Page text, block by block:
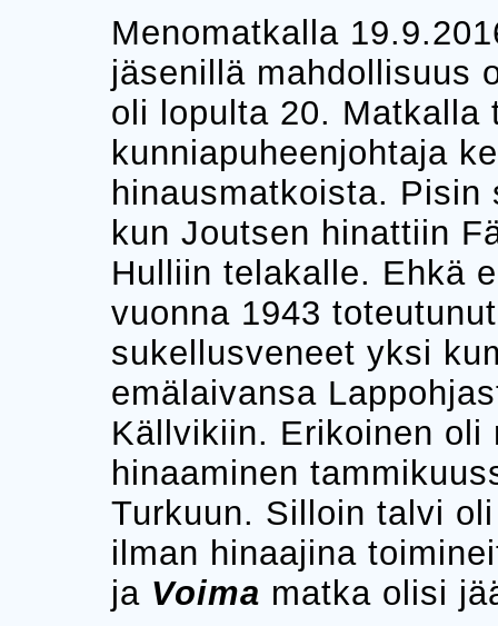
Menomatkalla
jäsenillä mahdollisuus
oli lopulta 20. Matkalla
kunniapuheenjohtaja
hinausmatkoista.
kun Joutsen hinattiin
Hulliin telakalle. Ehkä
vuonna 1943
sukellusveneet yksi
emälaivansa
Källvikiin. Erikoinen oli
hinaaminen
Turkuun. Silloin talvi
ilman hinaajina
ja Voima matka olisi